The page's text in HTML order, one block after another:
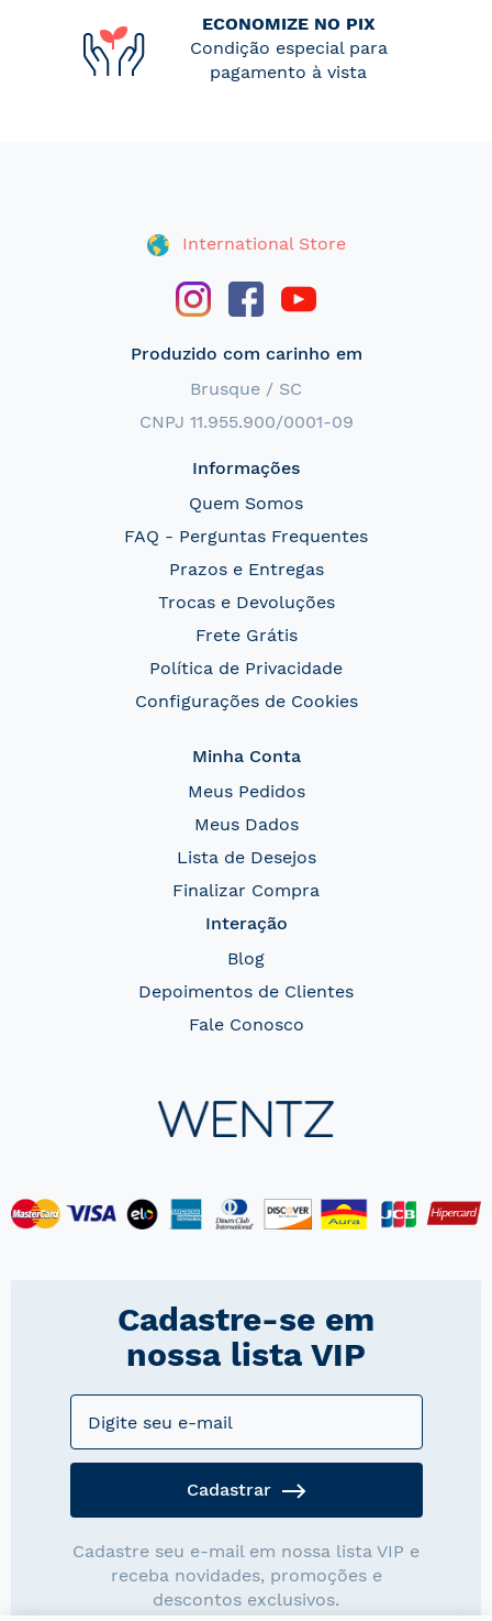
ECONOMIZE NO PIX
Condição especial para
pagamento à vista
International Store
Produzido com carinho em
Brusque / SC
CNPJ 11.955.900/0001-09
Informações
Quem Somos
FAQ - Perguntas Frequentes
Prazos e Entregas
Trocas e Devoluções
Frete Grátis
Política de Privacidade
Configurações de Cookies
Minha Conta
Meus Pedidos
Meus Dados
Lista de Desejos
Finalizar Compra
Interação
Blog
Depoimentos de Clientes
Fale Conosco
Cadastre-se em
nossa lista VIP
Cadastrar
Cadastre seu e-mail em nossa lista VIP e
receba novidades, promoções e
descontos exclusivos.